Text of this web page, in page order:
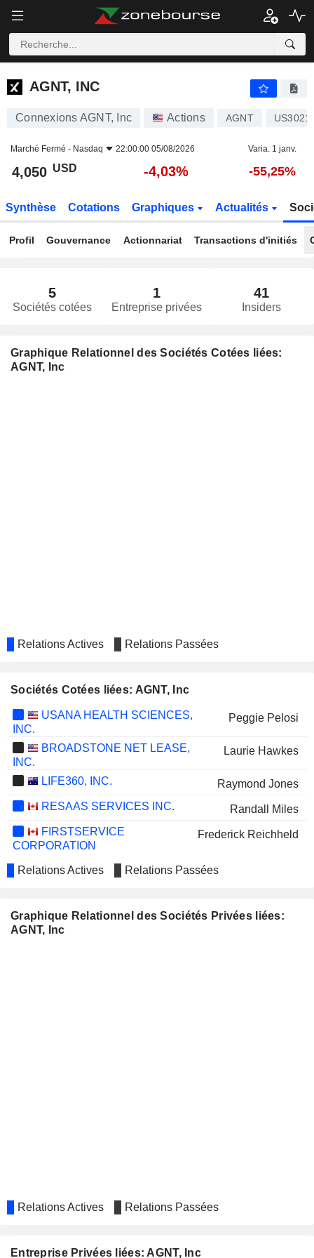
AGNT, INC
AGNT, INC
Connexions AGNT, Inc Actions AGNT
Marché Fermé - Nasdaq 22:00:00 05/08/2026 Varia. 1 janv.
4,050 USD -4,03% -55,25%
Synthèse Cotations Graphiques Actualités
Profil Gouvernance Actionnariat Transactions d'initiés
5
Sociétés cotées
1
Entreprise privées
41
Insiders
Graphique Relationnel des Sociétés Cotées liées:
AGNT, Inc
Relations Actives Relations Passées
Sociétés Cotées liées: AGNT, Inc
USANA HEALTH SCIENCES,
INC.
Peggie Pelosi
BROADSTONE NET LEASE,
INC.
Laurie Hawkes
LIFE360, INC.
Raymond Jones
RESAAS SERVICES INC.
Randall Miles
FIRSTSERVICE
CORPORATION
Frederick Reichheld
Relations Actives Relations Passées
Graphique Relationnel des Sociétés Privées liées:
AGNT, Inc
Relations Actives Relations Passées
Entreprise Privées liées: AGNT, Inc